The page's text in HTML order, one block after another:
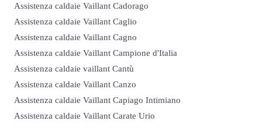
Assistenza caldaie Vaillant Cadorago
Assistenza caldaie Vaillant Caglio
Assistenza caldaie Vaillant Cagno
Assistenza caldaie Vaillant Campione d'Italia
Assistenza caldaie vaillant Cantù
Assistenza caldaie Vaillant Canzo
Assistenza caldaie Vaillant Capiago Intimiano
Assistenza caldaie Vaillant Carate Urio